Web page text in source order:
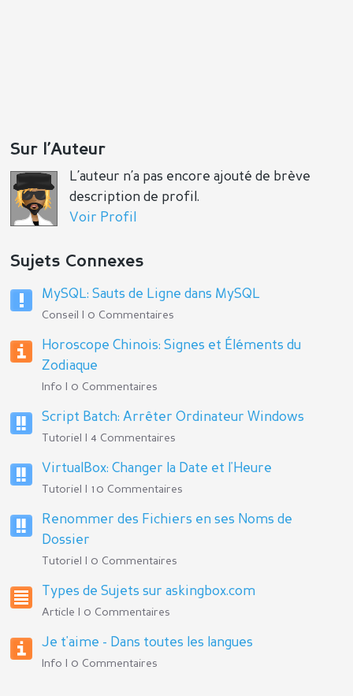
Sur l’Auteur
L’auteur n’a pas encore ajouté de brève
description de profil.
Voir Profil
Sujets Connexes
MySQL: Sauts de Ligne dans MySQL
Conseil | 0 Commentaires
Horoscope Chinois: Signes et Éléments du
Zodiaque
Info | 0 Commentaires
Script Batch: Arrêter Ordinateur Windows
Tutoriel | 4 Commentaires
VirtualBox: Changer la Date et l'Heure
Tutoriel | 10 Commentaires
Renommer des Fichiers en ses Noms de
Dossier
Tutoriel | 0 Commentaires
Types de Sujets sur askingbox.com
Article | 0 Commentaires
Je t'aime - Dans toutes les langues
Info | 0 Commentaires